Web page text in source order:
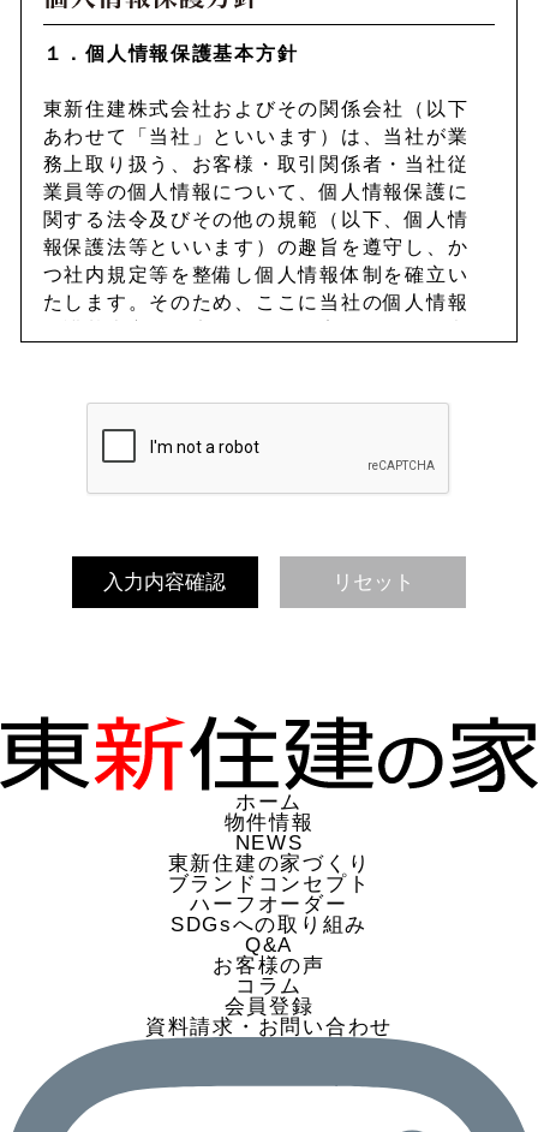
１．個人情報保護基本方針
東新住建株式会社およびその関係会社（以下
あわせて「当社」といいます）は、当社が業
務上取り扱う、お客様・取引関係者・当社従
業員等の個人情報について、個人情報保護に
関する法令及びその他の規範（以下、個人情
報保護法等といいます）の趣旨を遵守し、か
つ社内規定等を整備し個人情報体制を確立い
たします。そのため、ここに当社の個人情報
「個人情報」とは、個人情報の保護に関する
法律（平成15年法律第57号、以下「個人情
報保護法」といいます。）に定義される「個
1.当社は、個人情報保護規定等の社内規定
を定め、これらを当社従業員（役員、社員、
2.当社は、個人情報の紛失、破壊、改ざん
及び漏えい等を防止するため、不正アクセ
ス・コンピュータウイルス対策等の適切な情
報セキュリティ対策を講じます。
3.当社は、個人情報を取得する場合、適法
かつ公正な手段によって行い、個人情報の主
体である本人（以下、本人といいます）に対
し、個人情報の利用目的等について明示もし
くは通知するか、または当社ホームページに
4.当社は、要配慮個人情報について、個人
情報保護法に定める場合を除き、本人の同意
なく取得することをいたしません。
5.当社は、個人情報の利用は、利用目的の
範囲内で業務の遂行上必要な限りにおいて行
ホーム
物件情報
NEWS
東新住建の家づくり
ブランドコンセプト
ハーフオーダー
SDGsへの取り組み
Q&A
お客様の声
コラム
会員登録
資料請求・お問い合わせ